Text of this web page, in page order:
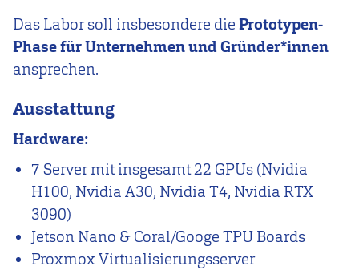
Das Labor soll insbesondere die Prototypen-
Phase für Unternehmen und Gründer*innen
ansprechen.
Ausstattung
Hardware:
7 Server mit insgesamt 22 GPUs (Nvidia
H100, Nvidia A30, Nvidia T4, Nvidia RTX
3090)
Jetson Nano & Coral/Googe TPU Boards
Proxmox Virtualisierungsserver